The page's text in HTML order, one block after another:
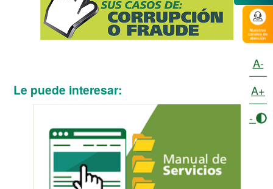
Le puede interesar:
A-
A+
-